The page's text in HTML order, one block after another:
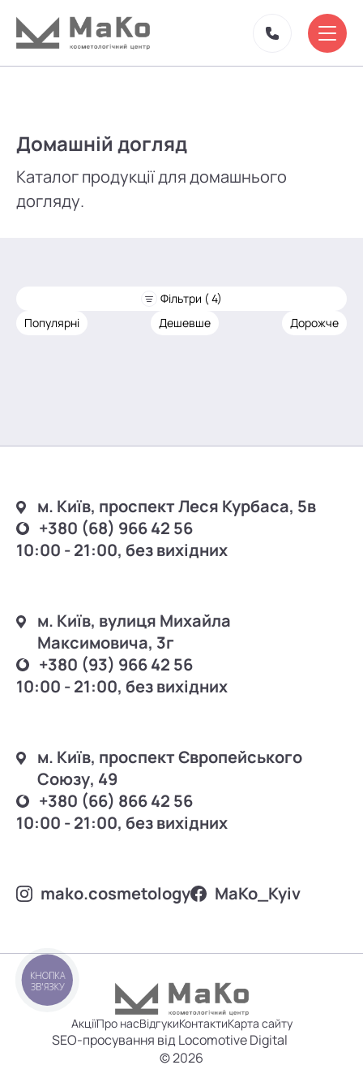
Домашній догляд
Каталог продукції для домашнього
догляду.
Фільтри ( 4)
Популярні
Дешевше Дорожче
м. Київ, проспект Леся Курбаса, 5в
+380 (68) 966 42 56
10:00 - 21:00, без вихідних
м. Київ, вулиця Михайла
Максимовича, 3г
+380 (93) 966 42 56
10:00 - 21:00, без вихідних
м. Київ, проспект Європейського
Союзу, 49
+380 (66) 866 42 56
10:00 - 21:00, без вихідних
mako.cosmetology MаKo_Kyiv
АкціїПро насВідгукиКонтактиКарта сайту
SEO-просування від Locomotive Digital
© 2026
КНОПКА
ЗВ'ЯЗКУ